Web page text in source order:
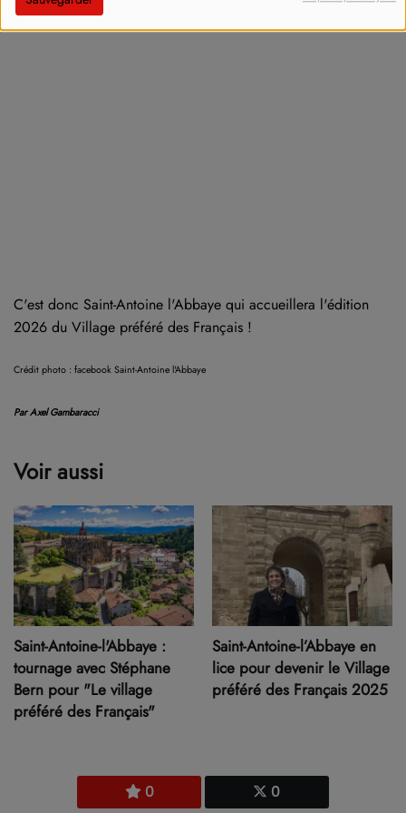
0 0
C'est donc Saint-Antoine l'Abbaye qui accueillera l'édition
2026 du Village préféré des Français !
Crédit photo : facebook Saint-Antoine l'Abbaye
Par Axel Gambaracci
Voir aussi
Saint-Antoine-l'Abbaye :
tournage avec Stéphane
Bern pour "Le village
préféré des Français"
Saint-Antoine-l’Abbaye en
lice pour devenir le Village
préféré des Français 2025